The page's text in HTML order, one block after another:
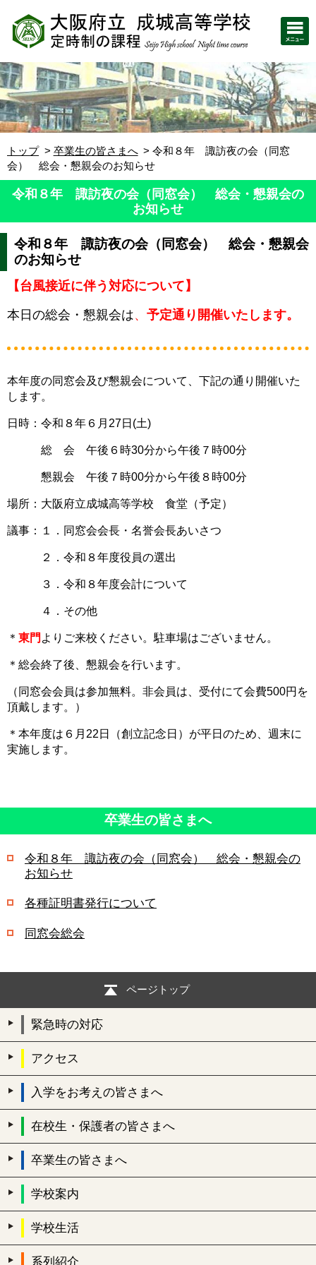
トップ 卒業生の皆さまへ
令和８年 諏訪夜の会（同窓
会） 総会・懇親会のお知らせ
令和８年 諏訪夜の会（同窓会） 総会・懇親会の
お知らせ
令和８年 諏訪夜の会（同窓会） 総会・懇親会
のお知らせ
【台風接近に伴う対応について】
本日の総会・懇親会は、 予定通り開催いたします。
本年度の同窓会及び懇親会について、下記の通り開催いた
します。
日時：令和８年６月27日(土)
総 会 午後６時30分から午後７時00分
懇親会 午後７時00分から午後８時00分
場所：大阪府立成城高等学校 食堂（予定）
議事：１．同窓会会長・名誉会長あいさつ
２．令和８年度役員の選出
３．令和８年度会計について
４．その他
＊ 東門 よりご来校ください。駐車場はございません。
＊総会終了後、懇親会を行います。
（同窓会会員は参加無料。非会員は、受付にて会費500円を
頂戴します。）
＊本年度は６月22日（創立記念日）が平日のため、週末に
実施します。
卒業生の皆さまへ
令和８年 諏訪夜の会（同窓会） 総会・懇親会の
お知らせ
各種証明書発行について
同窓会総会
ページトップ
緊急時の対応
アクセス
入学をお考えの皆さまへ
在校生・保護者の皆さまへ
卒業生の皆さまへ
学校案内
学校生活
系列紹介